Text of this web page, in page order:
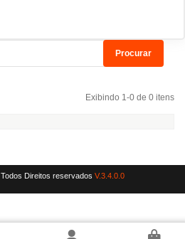
Procurar
Exibindo 1-0 de 0 itens
Todos Direitos reservados V.3.4.0.0